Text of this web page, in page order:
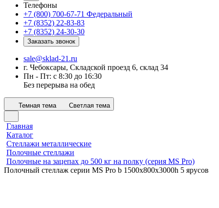
Телефоны
+7 (800) 700-67-71 Федеральный
+7 (8352) 22-83-83
+7 (8352) 24-30-30
Заказать звонок
sale@sklad-21.ru
г. Чебоксары, Складской проезд 6, склад 34
Пн - Пт: с 8:30 до 16:30
Без перерыва на обед
Темная тема Светлая тема
Главная
Каталог
Стеллажи металлические
Полочные стеллажи
Полочные на зацепах до 500 кг на полку (серия MS Pro)
Полочный стеллаж серии MS Pro b 1500x800х3000h 5 ярусов